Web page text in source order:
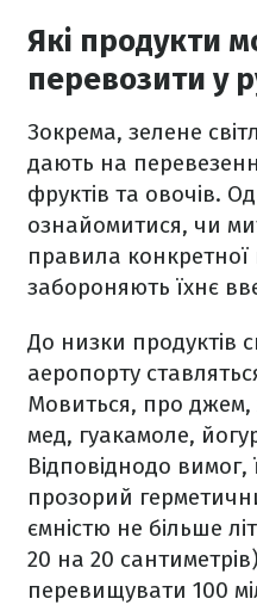
Які продукти
перевозити у
Зокрема, зелене
дають на
фруктів та овочів.
ознайомитися, чи
правила конкретної
забороняють їхнє
До низки продуктів
аеропорту
Мовиться, про джем,
мед, гуакамоле,
Відповіднодо вимог,
прозорий
ємністю не більше
20 на 20
перевищувати 100